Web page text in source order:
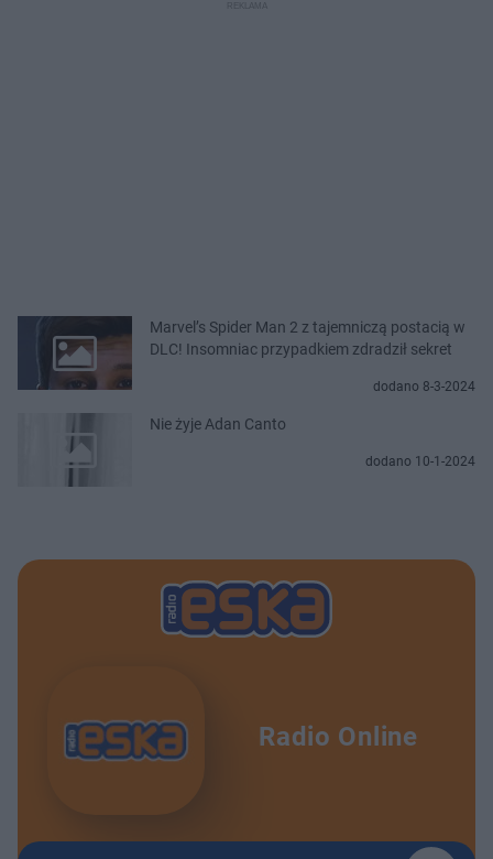
Marvel’s Spider Man 2 z tajemniczą postacią w
DLC! Insomniac przypadkiem zdradził sekret
dodano 8-3-2024
Nie żyje Adan Canto
dodano 10-1-2024
Radio Online